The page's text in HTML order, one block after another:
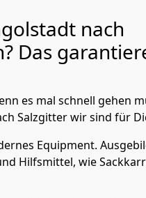
nach
Das
es mal schnell gehen
Salzgitter wir sind für
Equipment.
Hilfsmittel, wie